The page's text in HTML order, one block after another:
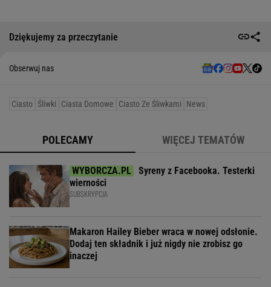
Dziękujemy za przeczytanie
Obserwuj nas
Ciasto Śliwki Ciasta Domowe Ciasto Ze Śliwkami News
POLECAMY WIĘCEJ TEMATÓW
Syreny z Facebooka. Testerki
wierności
SUBSKRYPCJA
Makaron Hailey Bieber wraca w nowej odsłonie.
Dodaj ten składnik i już nigdy nie zrobisz go
inaczej